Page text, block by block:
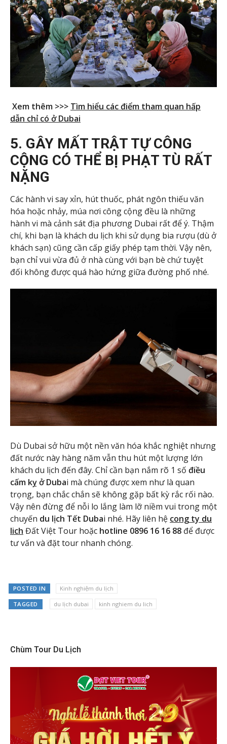
Xem thêm >>> Tìm hiểu các điểm tham quan hấp
dẫn chỉ có ở Dubai
5. GÂY MẤT TRẬT TỰ CÔNG
CỘNG CÓ THỂ BỊ PHẠT TÙ RẤT
NẶNG
Các hành vi say xỉn, hút thuốc, phát ngôn thiếu văn
hóa hoặc nhảy, múa nơi công cộng đều là những
hành vi mà cảnh sát địa phương Dubai rất để ý. Thậm
chí, khi bạn là khách du lịch khi sử dụng bia rượu (dù ở
khách sạn) cũng cần cấp giấy phép tạm thời. Vậy nên,
bạn chỉ vui vừa đủ ở nhà cùng với bạn bè chứ tuyệt
đối không được quá hào hứng giữa đường phố nhé.
Dù Dubai sở hữu một nền văn hóa khắc nghiệt nhưng
đất nước này hàng năm vẫn thu hút một lượng lớn
khách du lịch đến đây. Chỉ cần bạn nắm rõ 1 số điều
cấm kỵ ở Dubai mà chúng được xem như là quan
trọng, bạn chắc chắn sẽ không gặp bất kỳ rắc rối nào.
Vậy nên đừng để nỗi lo lắng làm lỡ niềm vui trong một
chuyến du lịch Tết Dubai nhé. Hãy liên hệ cong ty du
lich Đất Việt Tour hoặc hotline 0896 16 16 88 để được
tư vấn và đặt tour nhanh chóng.
POSTED IN Kinh nghiệm du lịch
TAGGED du lịch dubai kinh nghiem du lich
Chùm Tour Du Lịch